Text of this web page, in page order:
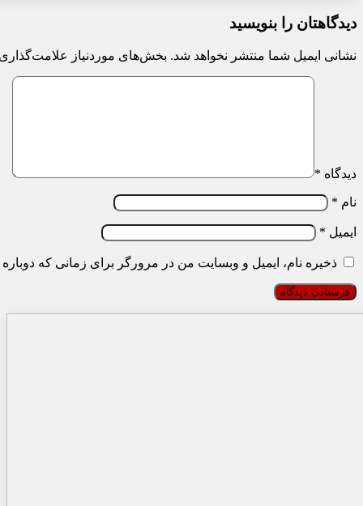
دیدگاهتان را بنویسید
نشانی ایمیل شما منتشر نخواهد شد. بخش‌های موردنیاز
دیدگاه *
نام *
ایمیل *
ذخیره نام، ایمیل و وبسایت من در مرورگر برای زمانی که